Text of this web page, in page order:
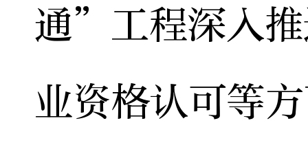
通”工程深入
业资格认可等